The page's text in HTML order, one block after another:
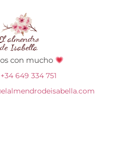
con mucho
+34 649 334 751